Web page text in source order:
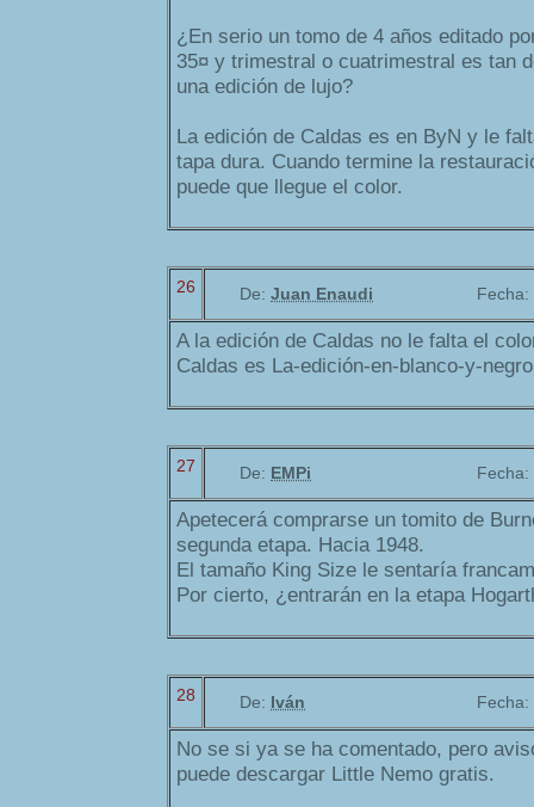
¿En serio un tomo de 4 años editado
35¤ y trimestral o cuatrimestral es tan
una edición de lujo?
La edición de Caldas es en ByN y le
tapa dura. Cuando termine la
puede que llegue el color.
26 De: Juan Enaudi Fecha:
A la edición de Caldas no le falta el
Caldas es La-edición-en-blanco-y-
27 De: EMPi Fecha:
Apetecerá comprarse un tomito de
segunda etapa. Hacia 1948.
El tamaño King Size le sentaría
Por cierto, ¿entrarán en la etapa
28 De: Iván Fecha:
No se si ya se ha comentado, pero
puede descargar Little Nemo gratis.